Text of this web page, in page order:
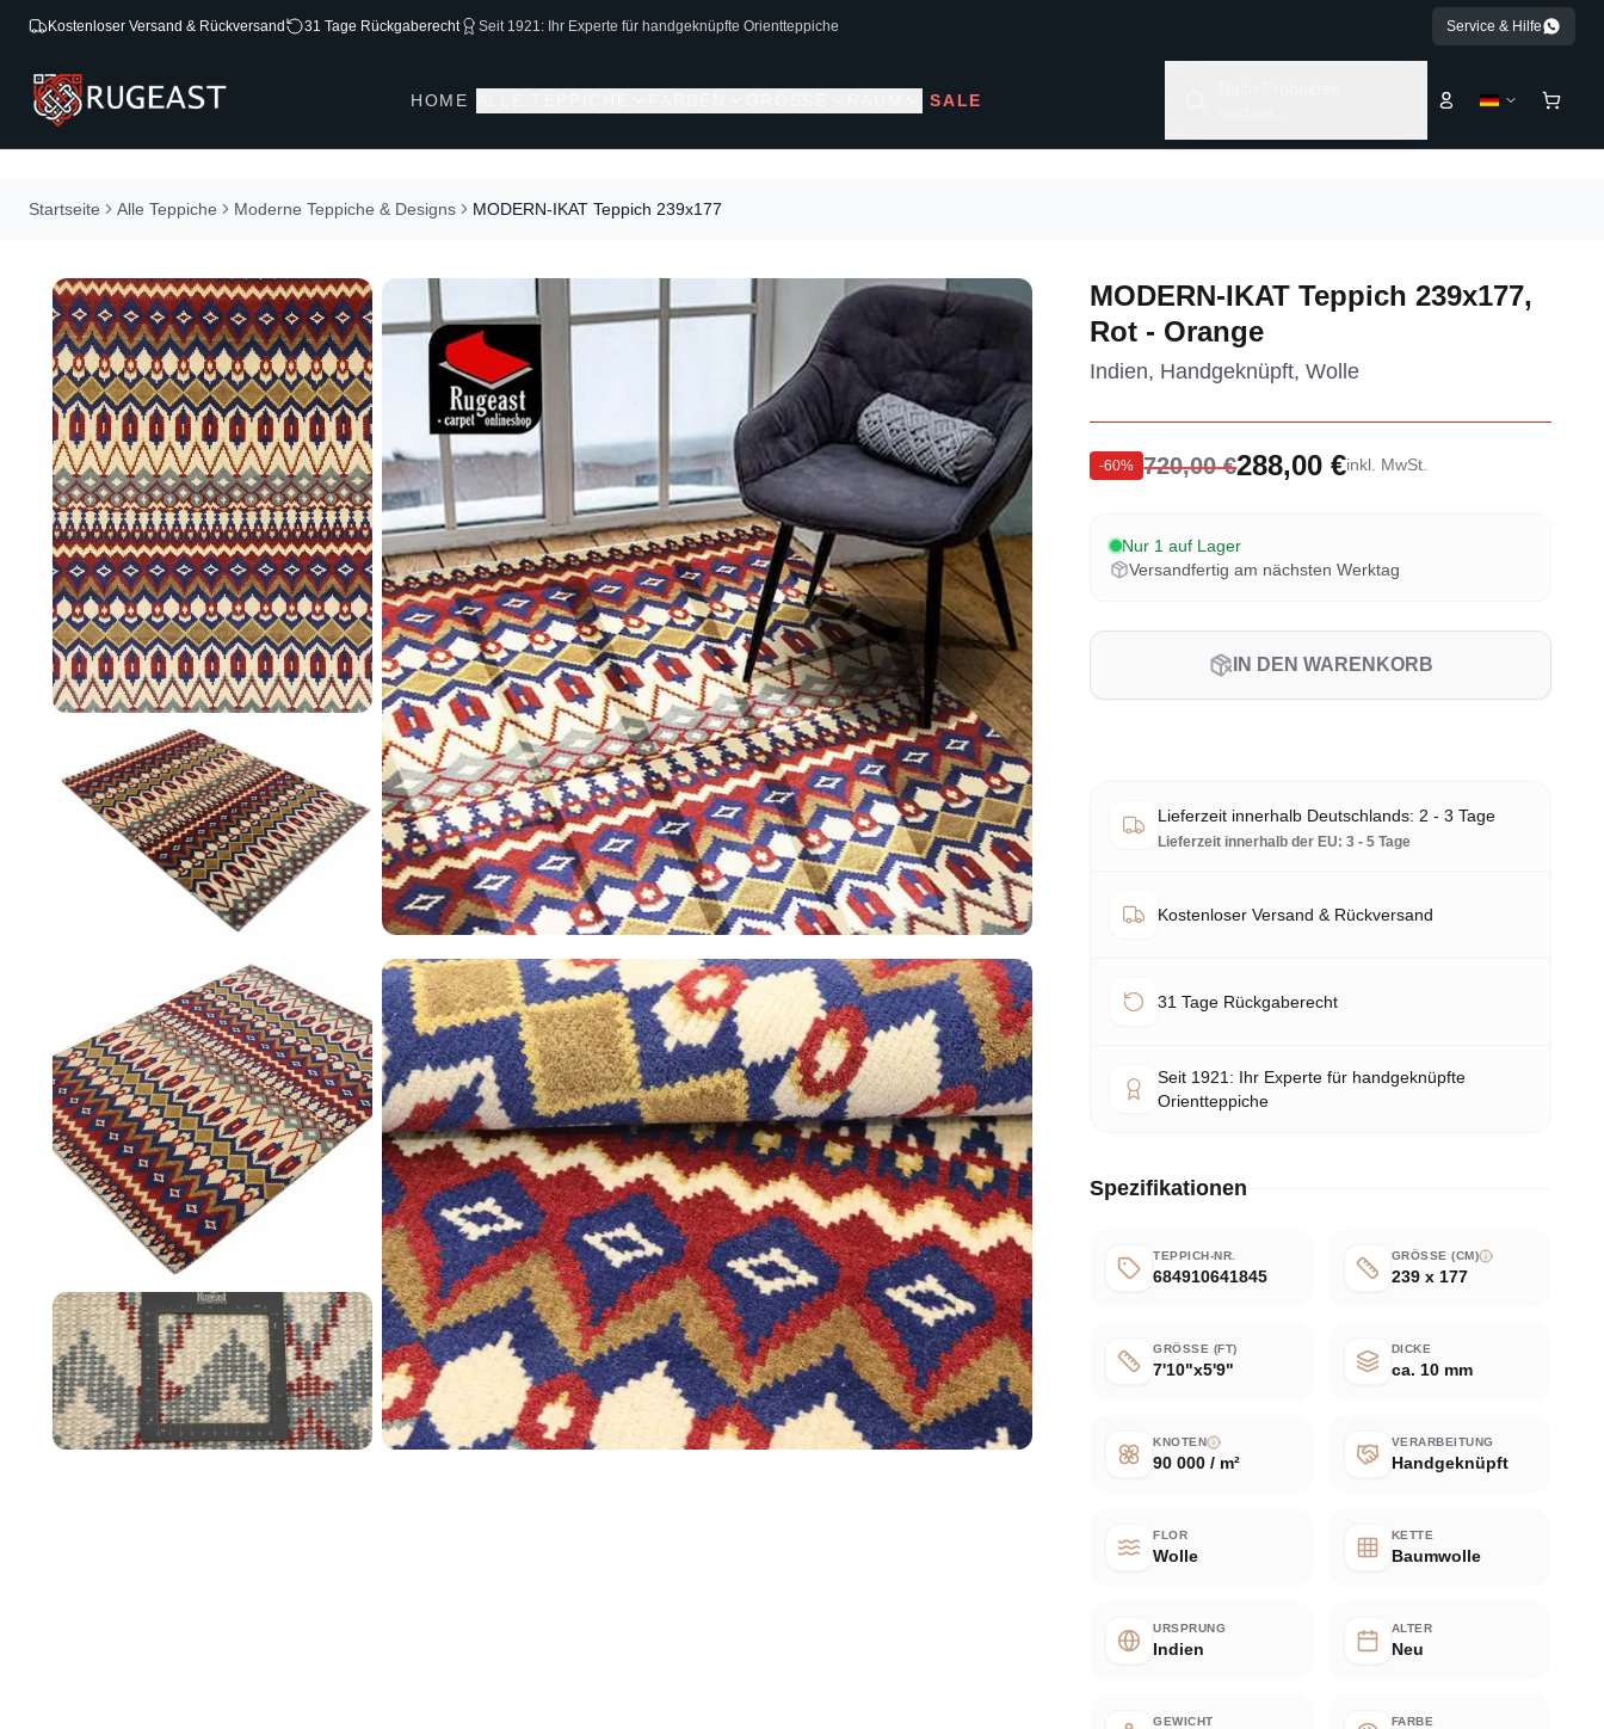
Kostenloser Versand & Rückversand 31 Tage Rückgaberecht Seit 1921: Ihr Experte für handgeknüpfte Orientteppiche Service & Hilfe
HOME SALE
Startseite Alle Teppiche Moderne Teppiche & Designs MODERN-IKAT Teppich 239x177
MODERN-IKAT Teppich 239x177,
Rot - Orange
Indien, Handgeknüpft, Wolle
-60% 720,00 €288,00 €inkl. MwSt.
Nur 1 auf Lager
Versandfertig am nächsten Werktag
IN DEN WARENKORB
Lieferzeit innerhalb Deutschlands: 2 - 3 Tage
Lieferzeit innerhalb der EU: 3 - 5 Tage
Kostenloser Versand & Rückversand
31 Tage Rückgaberecht
Seit 1921: Ihr Experte für handgeknüpfte
Orientteppiche
Spezifikationen
TEPPICH-NR.
684910641845
GRÖSSE (CM)
239 x 177
GRÖSSE (FT)
7'10"x5'9"
DICKE
ca. 10 mm
KNOTEN
90 000 / m²
VERARBEITUNG
Handgeknüpft
FLOR
Wolle
KETTE
Baumwolle
URSPRUNG
Indien
ALTER
Neu
GEWICHT FARBE